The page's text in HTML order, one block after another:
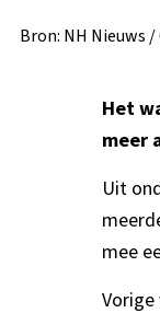
Bron: NH Nieuws
Het
meer
Uit
mee